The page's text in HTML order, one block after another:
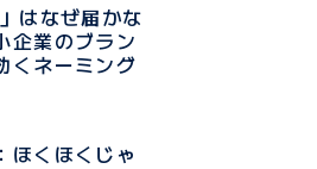
はなぜ届かな
企業のブラン
くネーミング
ほくほくじゃ